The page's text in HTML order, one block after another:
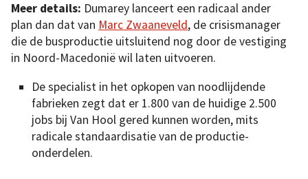
Meer details: Dumarey lanceert een radicaal ander
plan dan dat van Marc Zwaaneveld, de crisismanager
die de busproductie uitsluitend nog door de vestiging
in Noord-Macedonië wil laten uitvoeren.
De specialist in het opkopen van noodlijdende
fabrieken zegt dat er 1.800 van de huidige 2.500
jobs bij Van Hool gered kunnen worden, mits
radicale standaardisatie van de productie-
onderdelen.